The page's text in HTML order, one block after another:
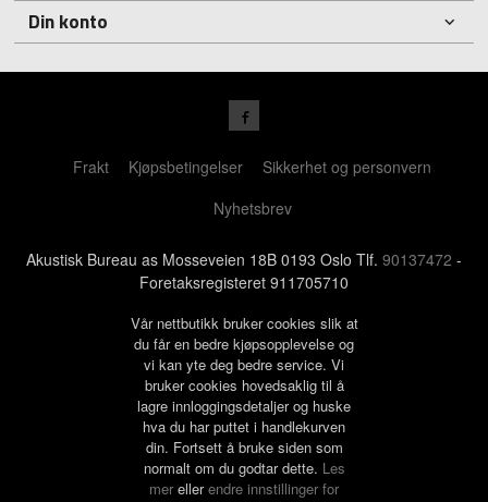
Din konto
Frakt Kjøpsbetingelser
Sikkerhet og personvern
Nyhetsbrev
Akustisk Bureau as Mosseveien 18B 0193 Oslo Tlf. 90137472 -
Foretaksregisteret 911705710
Vår nettbutikk bruker cookies slik at
du får en bedre kjøpsopplevelse og
vi kan yte deg bedre service. Vi
bruker cookies hovedsaklig til å
lagre innloggingsdetaljer og huske
hva du har puttet i handlekurven
din. Fortsett å bruke siden som
normalt om du godtar dette. Les
mer ellerendre innstillinger for